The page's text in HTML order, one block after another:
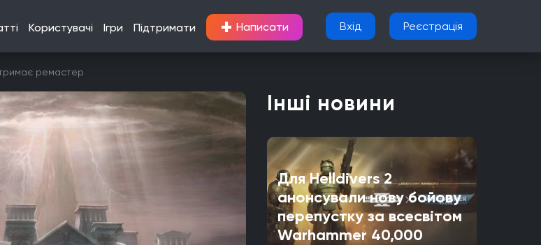
Користувачі Ігри Підтримати + Написати Вхід Реєстрація
ремастер
Інші новини
Для Helldivers 2
анонсували нову бойову
перепустку за всесвітом
Warhammer 40,000